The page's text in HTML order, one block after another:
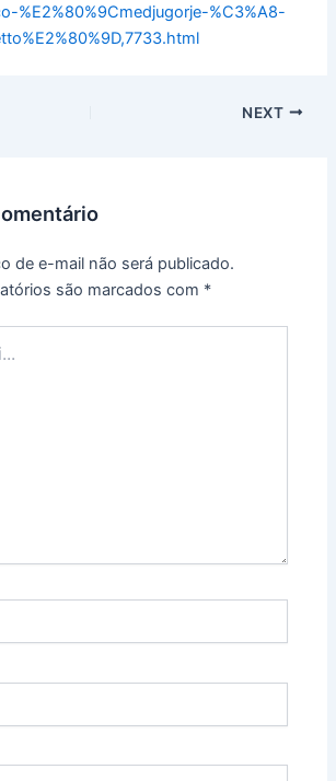
%E2%80%9Cmedjugorje-%C3%A8-
NEXT
de e-mail não será publicado.
são marcados com *